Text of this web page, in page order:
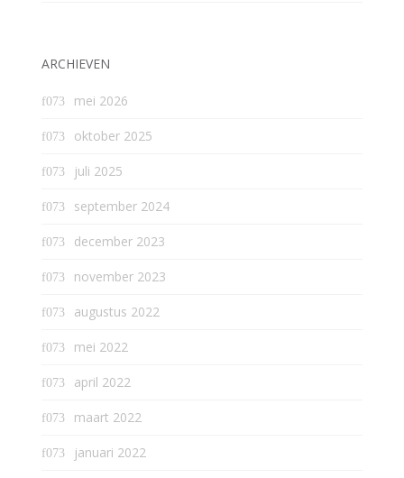
ARCHIEVEN
mei 2026
oktober 2025
juli 2025
september 2024
december 2023
november 2023
augustus 2022
mei 2022
april 2022
maart 2022
januari 2022